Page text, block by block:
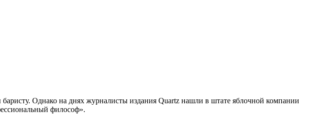
Однако на днях журналисты издания Quartz нашли в штате яблочной компании
философ».